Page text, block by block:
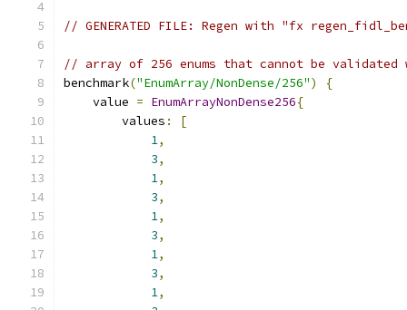
// GENERATED FILE: Regen with "fx
// array of 256 enums that cannot be validated
benchmark("EnumArray/NonDense/256")
{
    value
= EnumArrayNonDense256{
        values
:
[
1,
3,
1,
3,
1,
3,
1,
3,
1,